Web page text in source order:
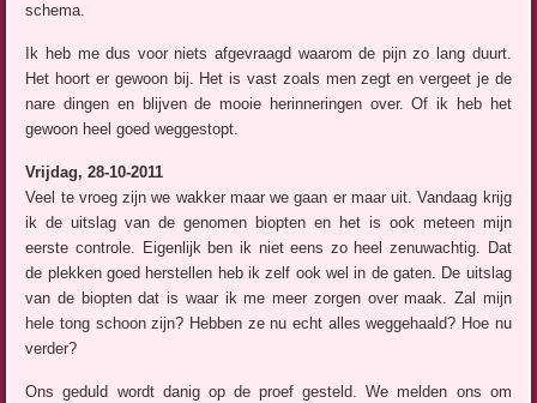
schema.
Ik heb me dus voor niets afgevraagd waarom de pijn zo lang duurt.
Het hoort er gewoon bij. Het is vast zoals men zegt en vergeet je de
nare dingen en blijven de mooie herinneringen over. Of ik heb het
gewoon heel goed weggestopt.
Vrijdag, 28-10-2011
Veel te vroeg zijn we wakker maar we gaan er maar uit. Vandaag krijg
ik de uitslag van de genomen biopten en het is ook meteen mijn
eerste controle. Eigenlijk ben ik niet eens zo heel zenuwachtig. Dat
de plekken goed herstellen heb ik zelf ook wel in de gaten. De uitslag
van de biopten dat is waar ik me meer zorgen over maak. Zal mijn
hele tong schoon zijn? Hebben ze nu echt alles weggehaald? Hoe nu
verder?
Ons geduld wordt danig op de proef gesteld. We melden ons om